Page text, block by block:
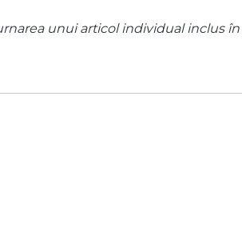
unui articol individual inclus în